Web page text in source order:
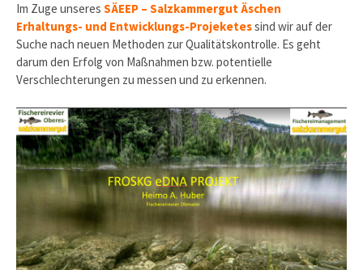
Im Zuge unseres SÄEEP – Salzkammergut Äschen
Erhaltungs- und Entwicklungs-Projeketessind wir auf der
Suche nach neuen Methoden zur Qualitätskontrolle. Es geht
darum den Erfolg von Maßnahmen bzw. potentielle
Verschlechterungen zu messen und zu erkennen.